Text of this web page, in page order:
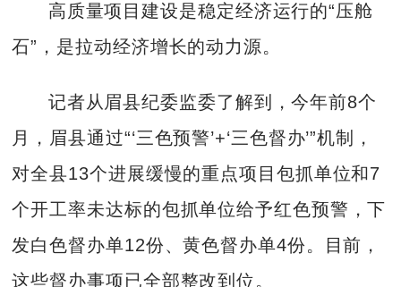
高质量项目建设是稳定经济运行的“压舱
石”，是拉动经济增长的动力源。
记者从眉县纪委监委了解到，今年前8个
月，眉县通过“‘三色预警’+‘三色督办’”机制，
对全县13个进展缓慢的重点项目包抓单位和7
个开工率未达标的包抓单位给予红色预警，下
发白色督办单12份、黄色督办单4份。目前，
这些督办事项已全部整改到位。